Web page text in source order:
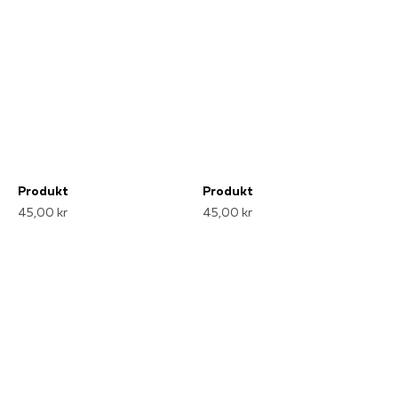
Produkt
45,00 kr
Produkt
45,00 kr